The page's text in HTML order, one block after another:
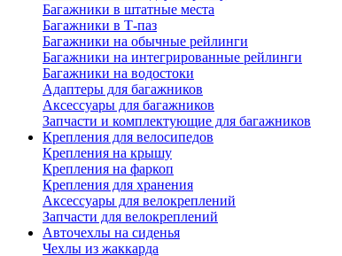
Багажники в штатные места
Багажники в Т-паз
Багажники на обычные рейлинги
Багажники на интегрированные рейлинги
Багажники на водостоки
Адаптеры для багажников
Аксессуары для багажников
Запчасти и комплектующие для багажников
Крепления для велосипедов
Крепления на крышу
Крепления на фаркоп
Крепления для хранения
Аксессуары для велокреплений
Запчасти для велокреплений
Авточехлы на сиденья
Чехлы из жаккарда